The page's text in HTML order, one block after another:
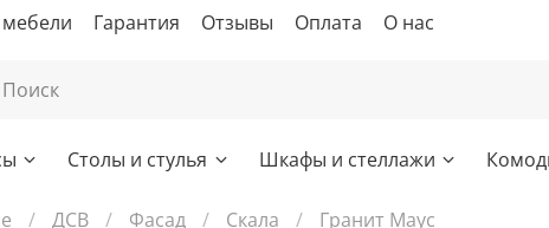
Гарантия Отзывы Оплата О нас
Столы и стулья Шкафы и стеллажи
ДСВ Фасад Скала Гранит Маус